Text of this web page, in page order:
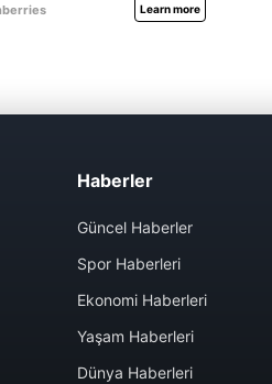
Haberler
Güncel Haberler
Spor Haberleri
Ekonomi Haberleri
Yaşam Haberleri
Dünya Haberleri